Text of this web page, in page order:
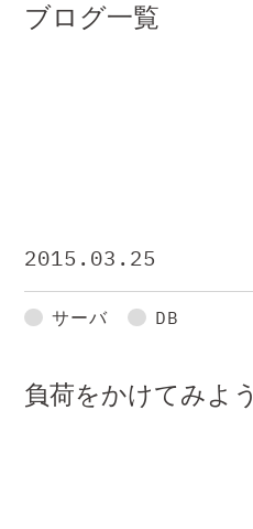
ブログ一覧
2015.03.25
サーバ DB
負荷をかけてみよう